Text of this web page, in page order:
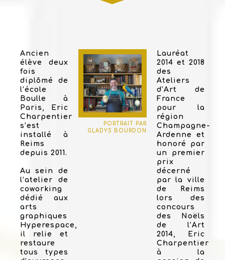
Ancien
élève deux
fois
diplômé de
l’école
Boulle à
Paris, Eric
Charpentier
s’est
installé à
Reims
depuis 2011.
Au sein de
l’atelier de
coworking
dédié aux
arts
graphiques
Hyperespace,
il relie et
restaure
tous types
PORTRAIT PAR
GLADYS BOURDON
Lauréat
2014 et 2018
des
Ateliers
d’Art de
France
pour la
région
Champagne-
Ardenne et
honoré par
un premier
prix
décerné
par la ville
de Reims
lors des
concours
des Noëls
de l’Art
2014, Eric
Charpentier
à la